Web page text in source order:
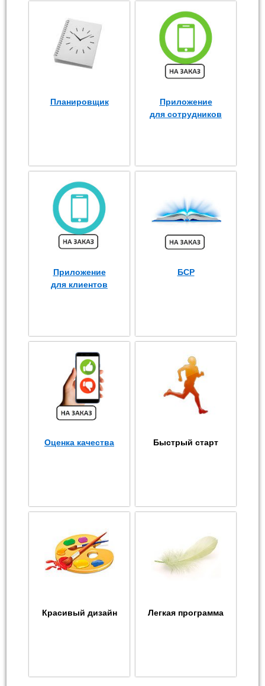
Планировщик
Приложение
для сотрудников
Приложение
для клиентов
БСР
Оценка качества Быстрый старт
Красивый дизайн Легкая программа